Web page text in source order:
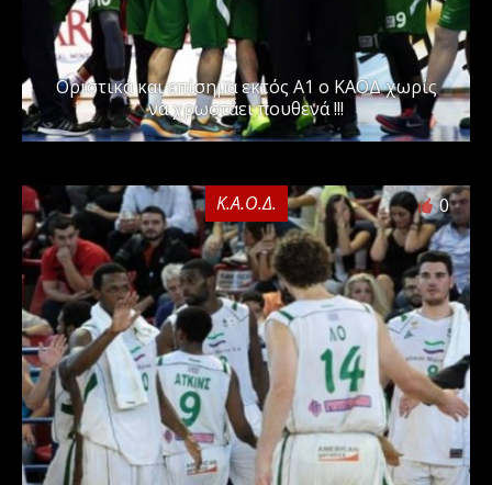
Οριστικά και επίσημα εκτός Α1 ο ΚΑΟΔ χωρίς
να χρωστάει πουθενά !!!
Κ.Α.Ο.Δ. 0